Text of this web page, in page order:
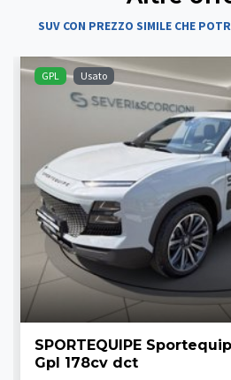
SUV CON PREZZO SIMILE CHE
GPL Usato
SPORTEQUIPE
Gpl 178cv dct